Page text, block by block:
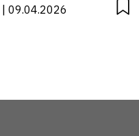
| 09.04.2026